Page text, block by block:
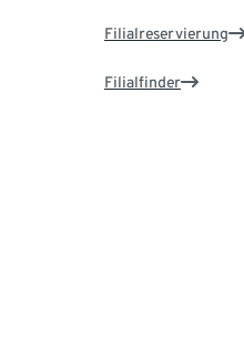
Filialreservierung
Filialfinder